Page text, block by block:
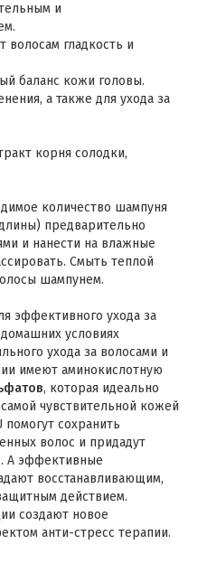
и
гладкость и
баланс кожи головы.
а также для ухода за
корня солодки,
количество шампуня
предварительно
и нанести на влажные
Смыть теплой
шампунем.
эффективного ухода за
условиях
ухода за волосами и
имеют аминокислотную
, которая идеально
чувствительной кожей
сохранить
волос и придадут
А эффективные
восстанавливающим,
действием.
создают новое
анти-стресс терапии.